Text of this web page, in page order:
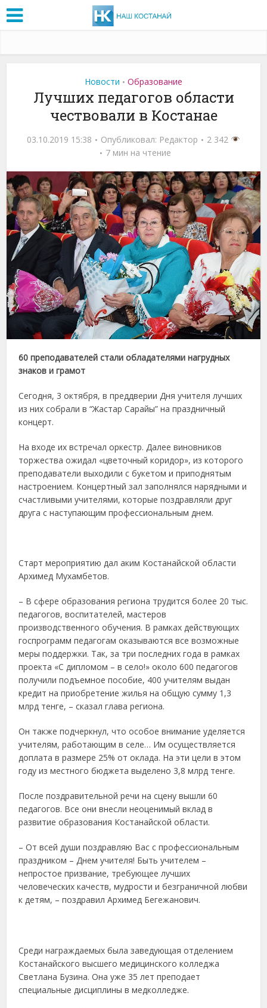
Новости • Образование
Лучших педагогов области
чествовали в Костанае
03.10.2019 15:38 Опубликовал: Редактор
2 342
7 мин на чтение
60 преподавателей стали обладателями нагрудных
знаков и грамот
Сегодня, 3 октября, в преддверии Дня учителя лучших
из них собрали в “Жастар Сарайы” на праздничный
концерт.
На входе их встречал оркестр. Далее виновников
торжества ожидал «цветочный коридор», из которого
преподаватели выходили с букетом и приподнятым
настроением. Концертный зал заполнялся нарядными и
счастливыми учителями, которые поздравляли друг
друга с наступающим профессиональным днем.
Старт мероприятию дал аким Костанайской области
Архимед Мухамбетов.
– В сфере образования региона трудится более 20 тыс.
педагогов, воспитателей, мастеров
производственного обучения. В рамках действующих
госпрограмм педагогам оказываются все возможные
меры поддержки. Так, за три последних года в рамках
проекта «С дипломом – в село!» около 600 педагогов
получили подъемное пособие, 400 учителям выдан
кредит на приобретение жилья на общую сумму 1,3
млрд тенге, – сказал глава региона.
Он также подчеркнул, что особое внимание уделяется
учителям, работающим в селе… Им осуществляется
доплата в размере 25% от оклада. На эти цели в этом
году из местного бюджета выделено 3,8 млрд тенге.
После поздравительной речи на сцену вышли 60
педагогов. Все они внесли неоценимый вклад в
развитие образования Костанайской области.
– От всей души поздравляю Вас с профессиональным
праздником – Днем учителя! Быть учителем –
непростое призвание, требующее лучших
человеческих качеств, мудрости и безграничной любви
к детям, – поздравил Архимед Бегежанович.
Среди награждаемых была заведующая отделением
Костанайского высшего медицинского колледжа
Светлана Бузина. Она уже 35 лет преподает
специальные дисциплины в медколледже.